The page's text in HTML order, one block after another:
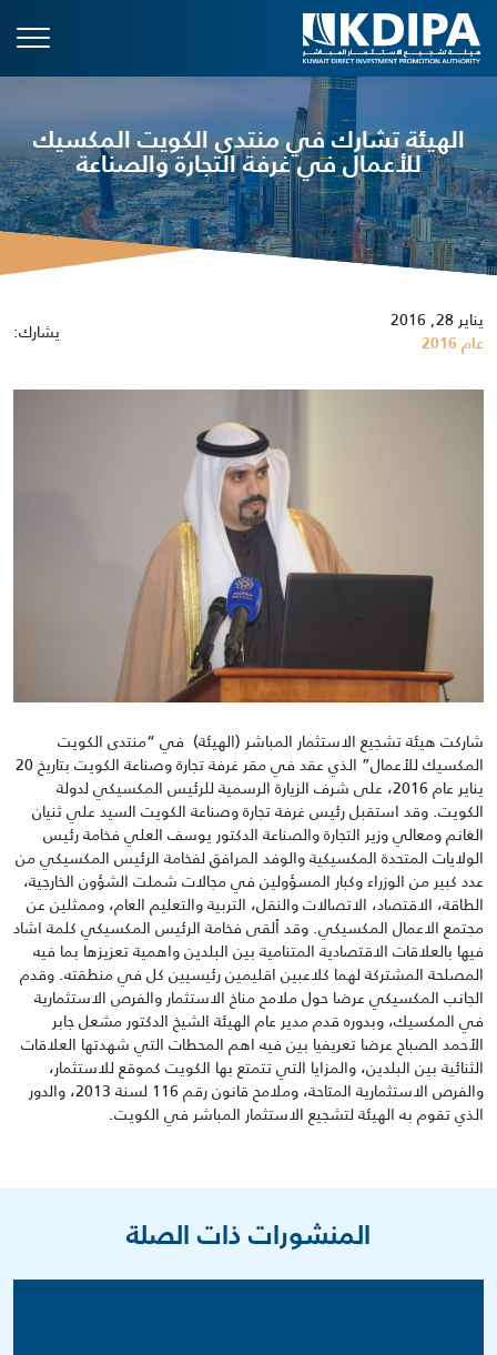
الهيئة تشارك في منتدى الكويت المكسيك
للأعمال في غرفة التجارة والصناعة
يناير 28, 2016
عام 2016 يشارك:
شاركت هيئة تشجيع الاستثمار المباشر (الهيئة) في “منتدى الكويت
المكسيك للأعمال” الذي عقد في مقر غرفة تجارة وصناعة الكويت بتاريخ 20
يناير عام 2016، على شرف الزيارة الرسمية للرئيس المكسيكي لدولة
الكويت. وقد استقبل رئيس غرفة تجارة وصناعة الكويت السيد علي ثنيان
الغانم ومعالي وزير التجارة والصناعة الدكتور يوسف العلي فخامة رئيس
الولايات المتحدة المكسيكية والوفد المرافق لفخامة الرئيس المكسيكي من
عدد كبير من الوزراء وكبار المسؤولين في مجالات شملت الشؤون الخارجية،
الطاقة، الاقتصاد، الاتصالات والنقل، التربية والتعليم العام، وممثلين عن
مجتمع الاعمال المكسيكي. وقد ألقى فخامة الرئيس المكسيكي كلمة اشاد
فيها بالعلاقات الاقتصادية المتنامية بين البلدين واهمية تعزيزها بما فيه
المصلحة المشتركة لهما كلاعبين اقليمين رئيسيين كل في منطقته. وقدم
الجانب المكسيكي عرضا حول ملامح مناخ الاستثمار والفرص الاستثمارية
في المكسيك، وبدوره قدم مدير عام الهيئة الشيخ الدكتور مشعل جابر
الأحمد الصباح عرضا تعريفيا بين فيه اهم المحطات التي شهدتها العلاقات
الثنائية بين البلدين، والمزايا التي تتمتع بها الكويت كموقع للاستثمار،
والفرص الاستثمارية المتاحة، وملامح قانون رقم 116 لسنة 2013، والدور
الذي تقوم به الهيئة لتشجيع الاستثمار المباشر في الكويت.
المنشورات ذات الصلة